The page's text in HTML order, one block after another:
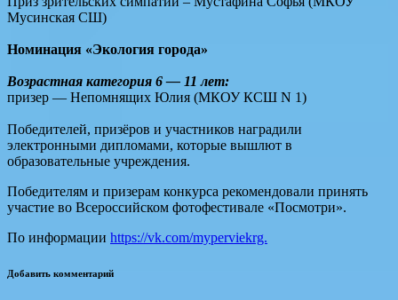
Мусинская СШ)
Номинация «Экология города»
Возрастная категория 6 — 11 лет:
призер — Непомнящих Юлия (МКОУ КСШ N 1)
Победителей, призёров и участников наградили
электронными дипломами, которые вышлют в
образовательные учреждения.
Победителям и призерам конкурса рекомендовали принять
участие во Всероссийском фотофестивале «Посмотри».
По информации https://vk.com/myperviekrg.
Добавить комментарий